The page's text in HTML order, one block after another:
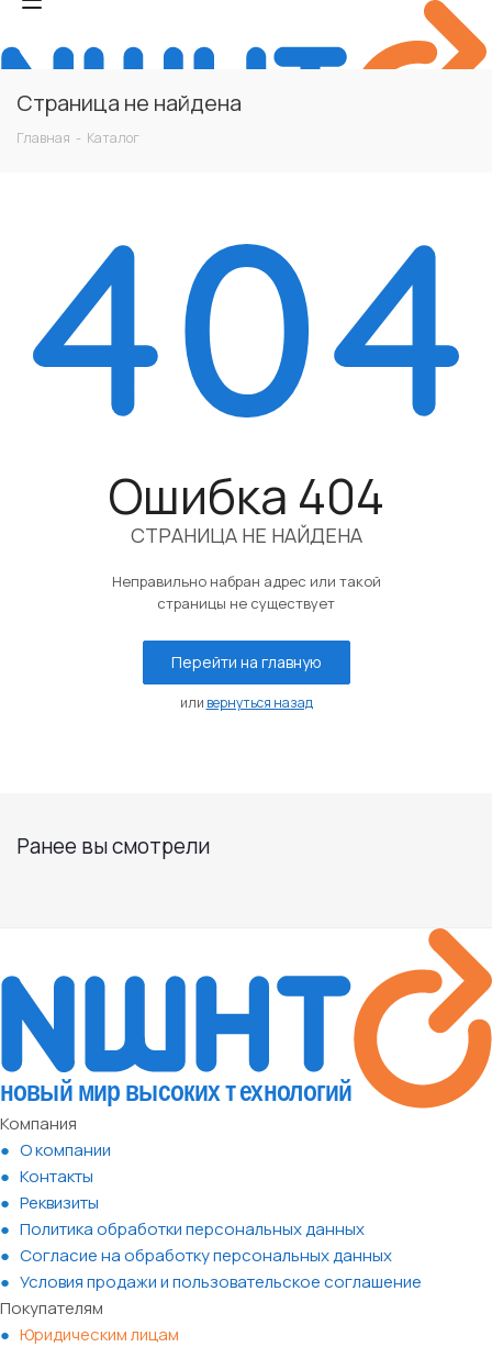
Страница не найдена
Главная - Каталог
Ошибка 404
СТРАНИЦА НЕ НАЙДЕНА
Неправильно набран адрес или такой
страницы не существует
Перейти на главную
или вернуться назад
Ранее вы смотрели
Компания
О компании
Контакты
Реквизиты
Политика обработки персональных данных
Согласие на обработку персональных данных
Условия продажи и пользовательское соглашение
Покупателям
Юридическим лицам